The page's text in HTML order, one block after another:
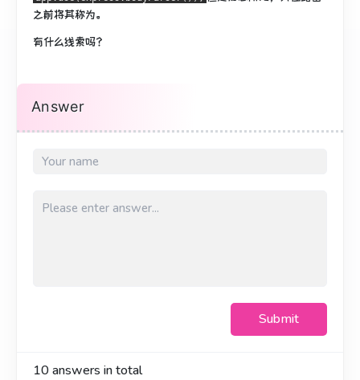
之前将其称为。
有什么线索吗？
Answer
Submit
10answers in total